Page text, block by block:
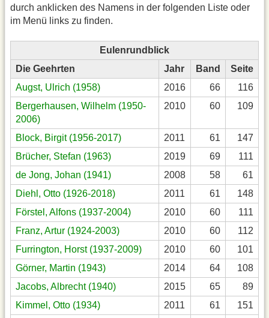
durch anklicken des Namens in der folgenden Liste oder
im Menü links zu finden.
Eulenrundblick
Die Geehrten
Jahr Band
Seite
Augst, Ulrich (1958)
2016 66
116
Bergerhausen, Wilhelm (1950-
2006)
2010 60 109
Block, Birgit (1956-2017) 2011 61
147
Brücher, Stefan (1963)
2019 69
111
de Jong, Johan (1941)
2008 58
61
Diehl, Otto (1926-2018)
2011 61
148
Förstel, Alfons (1937-2004)
2010 60
111
Franz, Artur (1924-2003)
2010 60
112
Furrington, Horst (1937-2009)
2010 60
101
Görner, Martin (1943)
2014 64
108
Jacobs, Albrecht (1940)
2015 65
89
Kimmel, Otto (1934)
2011 61
151